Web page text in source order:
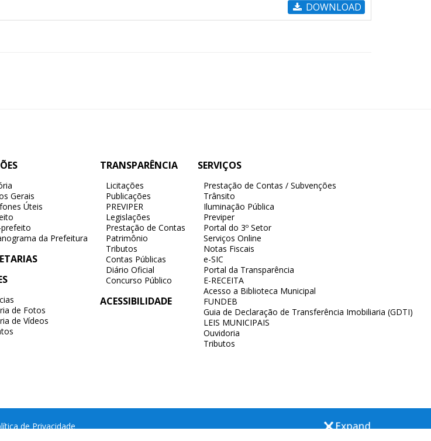
DOWNLOAD
Gerais
Úteis
prefeito
da Prefeitura
de Fotos
de Vídeos
TRANSPARÊNCIA
Licitações
Publicações
PREVIPER
Legislações
Prestação de Contas
Patrimônio
Tributos
Contas Públicas
Diário Oficial
Concurso Público
ACESSIBILIDADE
SERVIÇOS
Prestação de Contas / Subvenções
Trânsito
Iluminação Pública
Previper
Portal do 3º Setor
Serviços Online
Notas Fiscais
e-SIC
Portal da Transparência
E-RECEITA
Acesso a Biblioteca Municipal
FUNDEB
Guia de Declaração de Transferência Imobiliaria (GDTI)
LEIS MUNICIPAIS
Ouvidoria
Tributos
de Privacidade